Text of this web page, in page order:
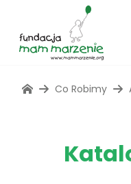
Co Robimy